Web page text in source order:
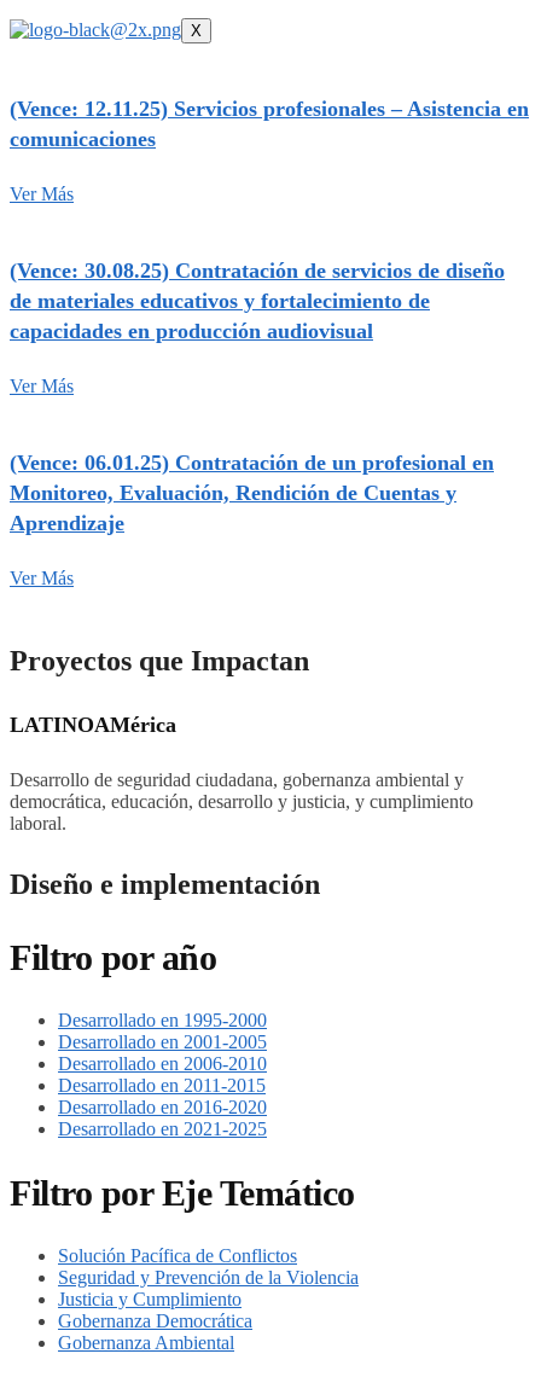
X
(Vence: 12.11.25) Servicios profesionales – Asistencia en
comunicaciones
Ver Más
(Vence: 30.08.25) Contratación de servicios de diseño
de materiales educativos y fortalecimiento de
capacidades en producción audiovisual
Ver Más
(Vence: 06.01.25) Contratación de un profesional en
Monitoreo, Evaluación, Rendición de Cuentas y
Aprendizaje
Ver Más
Proyectos que Impactan
LATINOAMérica
Desarrollo de seguridad ciudadana, gobernanza ambiental y
democrática, educación, desarrollo y justicia, y cumplimiento
laboral.
Diseño e implementación
Filtro por año
Desarrollado en 1995-2000
Desarrollado en 2001-2005
Desarrollado en 2006-2010
Desarrollado en 2011-2015
Desarrollado en 2016-2020
Desarrollado en 2021-2025
Filtro por Eje Temático
Solución Pacífica de Conflictos
Seguridad y Prevención de la Violencia
Justicia y Cumplimiento
Gobernanza Democrática
Gobernanza Ambiental